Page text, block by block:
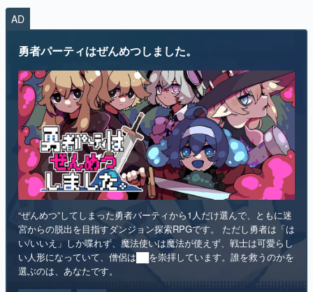
AD
勇者パーティはぜんめつしました。
“ぜんめつ”してしまった勇者パーティから1人だけ選んで、ともに迷
宮からの脱出を目指すダンジョン探索RPGです。 ただし勇者は「は
い/いいえ」しか喋れず、魔法使いは魔法が使えず、戦士は可愛らし
い人形になっていて、僧侶は██を崇拝しています。誰を救うのかを
選ぶのは、あなたです。